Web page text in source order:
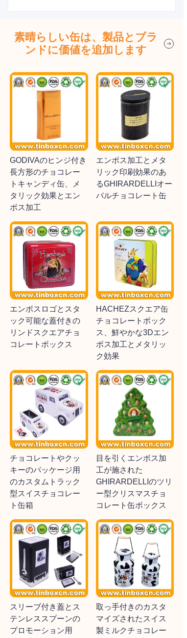
素晴らしい缶は、製品とブラ
ンドに価値を追加します
GODIVAのヒンジ付き
長方形のチョコレー
トキャンディ缶、メ
タリック効果とエン
ボス加工
エンボス加工とメタ
リック印刷効果のあ
るGHIRARDELLIオー
バルチョコレート缶
エンボスロゴとスタ
ック可能な蓋付きの
リンドスクエアチョ
コレートボックス
HACHEZスクエア缶
チョコレートボック
ス、鮮やかな3Dエン
ボス加工とメタリッ
ク効果
チョコレートやクッ
キーのパッケージ用
のカスタムトラック
型スイスチョコレー
ト缶箱
目を引くエンボス加
工が施された
GHIRARDELLIのツリ
ー型クリスマスチョ
コレート缶ボックス
スリーブ付き蓋とス
テンレススプーンの
プロモーション用
取っ手付きのカスタ
マイズされたスイス
製ミルクチョコレー